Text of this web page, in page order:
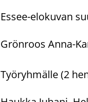
Essee-elokuvan
Grönroos Anna-
Työryhmälle (2